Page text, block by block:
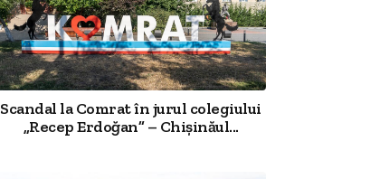
Scandal la Comrat în jurul colegiului
„Recep Erdoğan” – Chișinăul...